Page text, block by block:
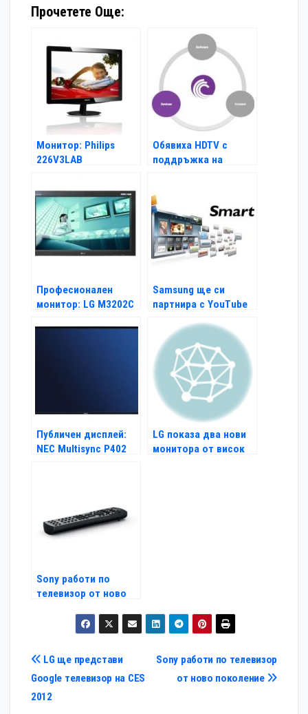
Прочетете Още:
Монитор: Philips
226V3LAB
Обявиха HDTV с
поддръжка на
Професионален
монитор: LG M3202C
Samsung ще си
партнира с YouTube
Публичен дисплей:
NEC Multisync P402
LG показа два нови
монитора от висок
Sony работи по
телевизор от ново
Навигация
Sony работи по телевизор
от ново поколение
LG ще представи
Google телевизор на CES
2012